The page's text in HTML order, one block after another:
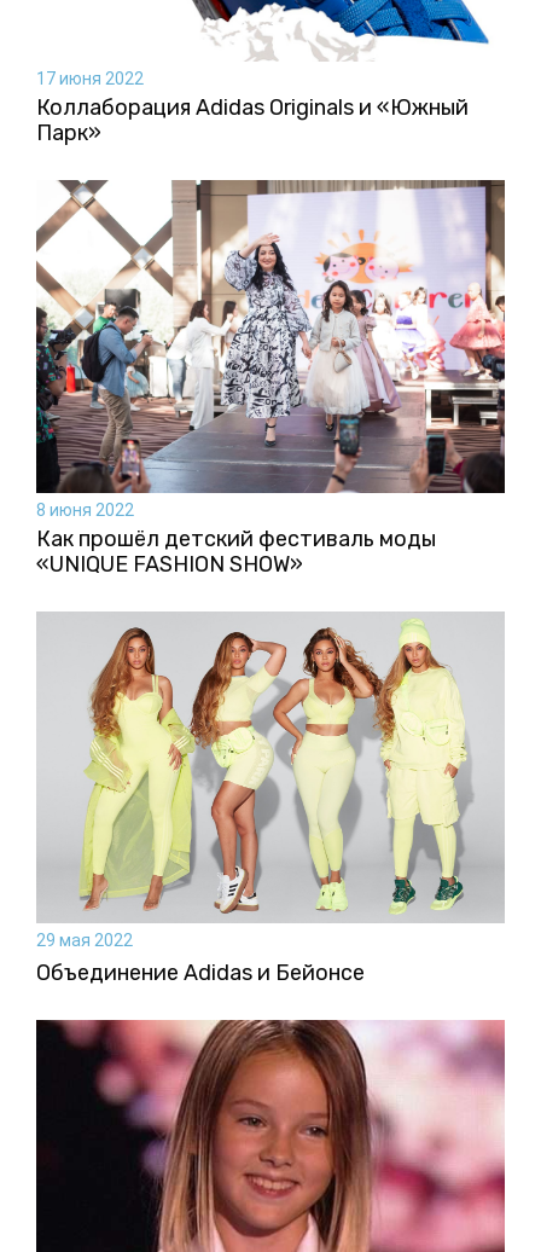
17 июня 2022
Коллаборация Аdidas Originals и «Южный
Парк»
8 июня 2022
Как прошёл детский фестиваль моды
«UNIQUE FASHION SHOW»
29 мая 2022
Объединение Adidas и Бейонсе